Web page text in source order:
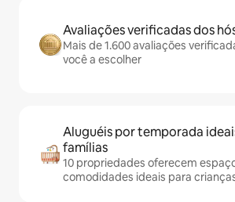
Avaliações verificadas dos
Mais de 1.600 avaliações
você a escolher
Aluguéis por temporada
famílias
10 propriedades oferecem
comodidades ideais para